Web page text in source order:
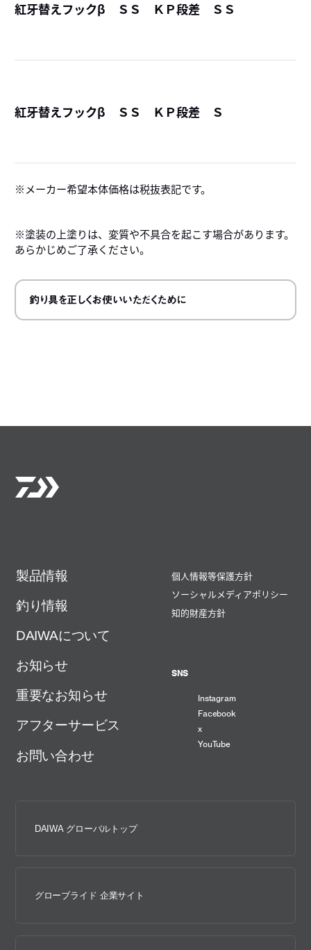
紅牙替えフックβ ＳＳ ＫＰ段差 ＳＳ
紅牙替えフックβ ＳＳ ＫＰ段差 Ｓ
メーカー希望本体価格は税抜表記です。
※塗装の上塗りは、変質や不具合を起こす場合があります。
あらかじめご了承ください。
釣り具を正しくお使いいただくために
製品情報
釣り情報
DAIWAについて
お知らせ
重要なお知らせ
アフターサービス
お問い合わせ
個人情報等保護方針
ソーシャルメディアポリシー
知的財産方針
SNS
Instagram
Facebook
x
YouTube
DAIWA グローバルトップ
グローブライド 企業サイト